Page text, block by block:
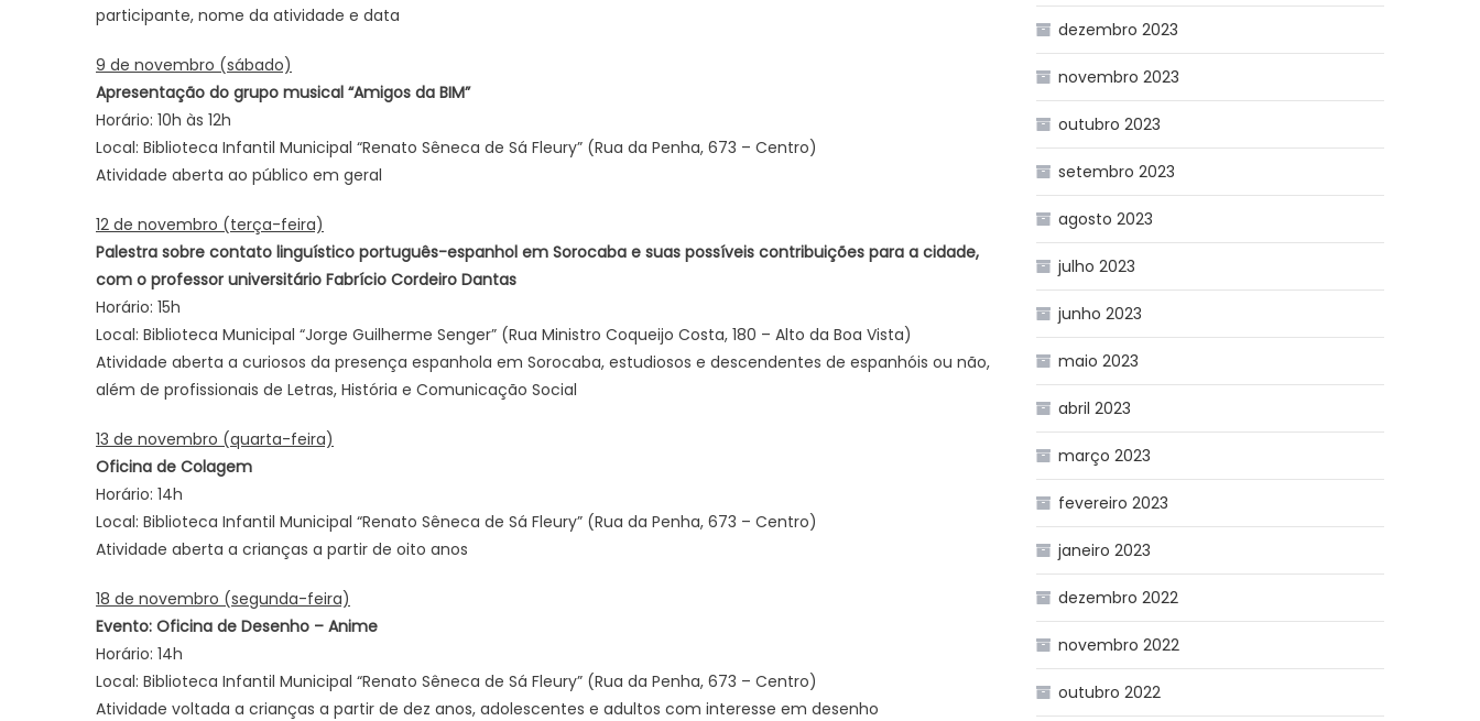
participante, nome da atividade e data
9 de novembro (sábado)
Apresentação do grupo musical “Amigos da BIM”
Horário: 10h às 12h
Local: Biblioteca Infantil Municipal “Renato Sêneca de Sá Fleury” (Rua da Penha, 673 – Centro)
Atividade aberta ao público em geral
12 de novembro (terça-feira)
Palestra sobre contato linguístico português-espanhol em Sorocaba e suas possíveis contribuições para a cidade,
com o professor universitário Fabrício Cordeiro Dantas
Horário: 15h
Local: Biblioteca Municipal “Jorge Guilherme Senger” (Rua Ministro Coqueijo Costa, 180 – Alto da Boa Vista)
Atividade aberta a curiosos da presença espanhola em Sorocaba, estudiosos e descendentes de espanhóis ou não,
além de profissionais de Letras, História e Comunicação Social
13 de novembro (quarta-feira)
Oficina de Colagem
Horário: 14h
Local: Biblioteca Infantil Municipal “Renato Sêneca de Sá Fleury” (Rua da Penha, 673 – Centro)
Atividade aberta a crianças a partir de oito anos
18 de novembro (segunda-feira)
Evento: Oficina de Desenho – Anime
Horário: 14h
Local: Biblioteca Infantil Municipal “Renato Sêneca de Sá Fleury” (Rua da Penha, 673 – Centro)
Atividade voltada a crianças a partir de dez anos, adolescentes e adultos com interesse em desenho
dezembro 2023
novembro 2023
outubro 2023
setembro 2023
agosto 2023
julho 2023
junho 2023
maio 2023
abril 2023
março 2023
fevereiro 2023
janeiro 2023
dezembro 2022
novembro 2022
outubro 2022